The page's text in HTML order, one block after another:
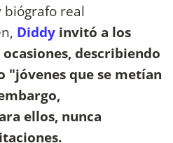
biógrafo real
Diddy invitó a los
describiendo
"jóvenes que se metían
ellos, nunca